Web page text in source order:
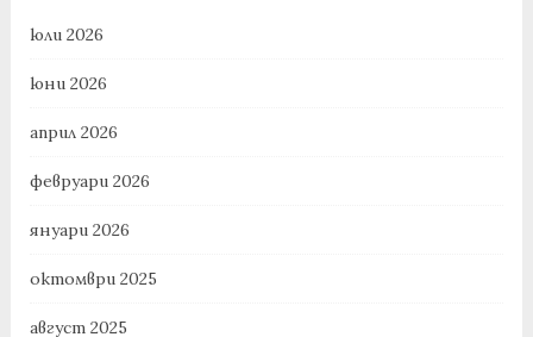
юли 2026
юни 2026
април 2026
февруари 2026
януари 2026
октомври 2025
август 2025